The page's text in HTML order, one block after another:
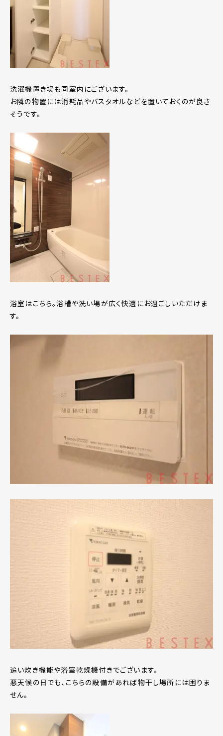
洗濯機置き場も同室内にございます。
お隣の物置には消耗品やバスタオルなどを置いておくのが良さ
そうです。
浴室はこちら。浴槽や洗い場が広く快適にお過ごしいただけま
す。
追い炊き機能や浴室乾燥機付きでございます。
悪天候の日でも、こちらの設備があれば物干し場所には困りま
せん。